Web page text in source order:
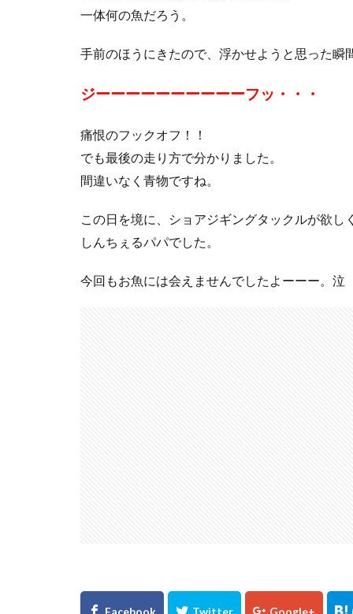
一体何の魚だろう。
手前のほうにきたので、浮かせようと思った瞬
ジーーーーーーーーーーフッ・・・
痛恨のフックオフ！！
でも最後の走り方で分かりました。
間違いなく青物ですね。
この日を境に、ショアジギングタックルが欲し
しんちぇるパパでした。
今回もお魚には会えませんでしたよーーー。泣